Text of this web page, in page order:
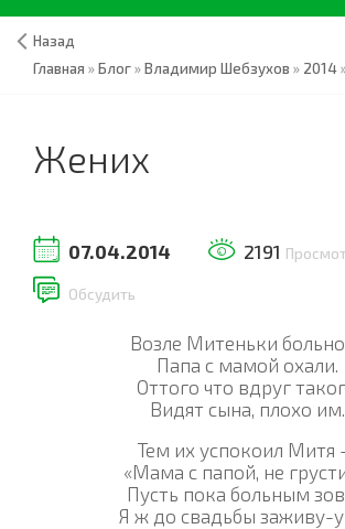
Назад
Главная »Блог»Владимир Шебзухов » 2014
Жених
07.04.2014 2191
Обсудить
Возле Митеньки
Папа с мамой охали.
Оттого что вдруг
Видят сына, плохо им.
Тем их успокоил Митя
«Мама с папой, не
Пусть пока больным
Я ж до свадьбы заживу-